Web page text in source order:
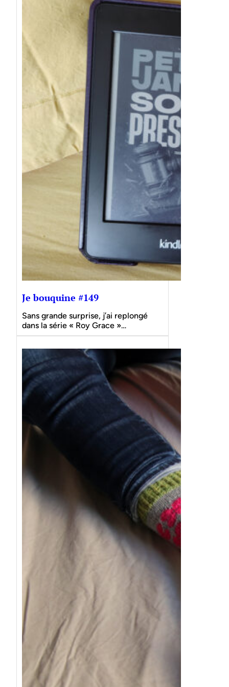
Je bouquine #149
Sans grande surprise, j’ai replongé
dans la série « Roy Grace »…